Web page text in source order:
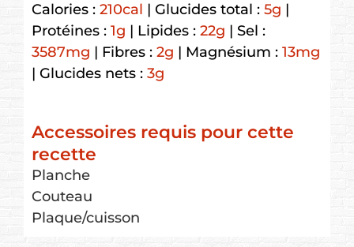
Calories : 210cal | Glucides total : 5g |
Protéines : 1g | Lipides : 22g | Sel :
3587mg | Fibres : 2g | Magnésium : 13mg
| Glucides nets : 3g
Accessoires requis pour cette
recette
Planche
Couteau
Plaque/cuisson